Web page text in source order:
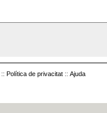
:: Política de privacitat :: Ajuda